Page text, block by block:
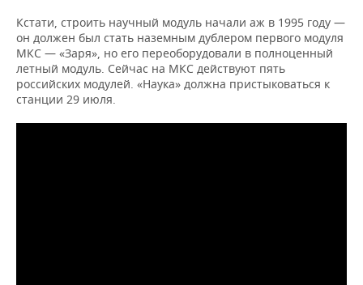
Кстати, строить научный модуль начали аж в 1995 году —
он должен был стать наземным дублером первого модуля
МКС — «Заря», но его переоборудовали в полноценный
летный модуль. Сейчас на МКС действуют пять
российских модулей. «Наука» должна пристыковаться к
станции 29 июля.